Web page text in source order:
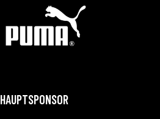
HAUPTSPONSOR